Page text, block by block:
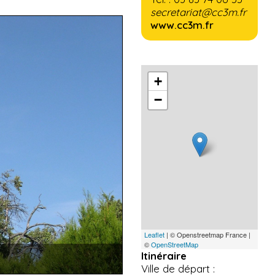
secretariat@cc3m.fr
www.cc3m.fr
+
−
Leaflet | © Openstreetmap France |
©OpenStreetMap
Itinéraire
Ville de départ :